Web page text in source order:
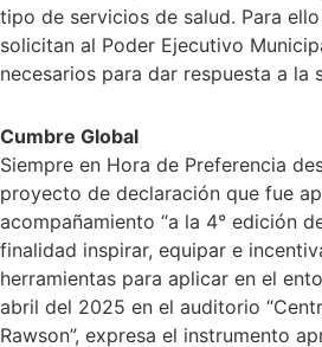
tipo de servicios de salud. Para
solicitan al Poder Ejecutivo
necesarios para dar respuesta a la
Cumbre Global
Siempre en Hora de Preferencia
proyecto de declaración que fue
acompañamiento “a la 4° edición
finalidad inspirar, equipar e
herramientas para aplicar en el
abril del 2025 en el auditorio
Rawson”, expresa el instrumento